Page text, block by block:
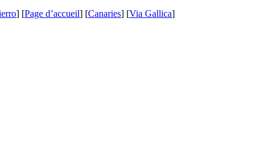
] [Page d’accueil] [Canaries] [Via Gallica]